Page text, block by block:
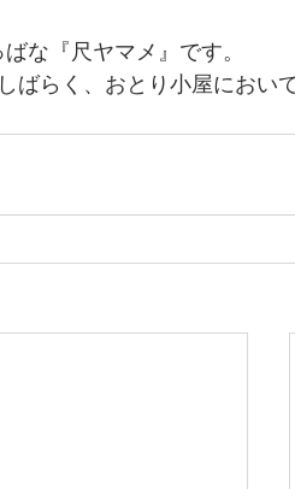
な『尺ヤマメ』です。
らく、おとり小屋におい